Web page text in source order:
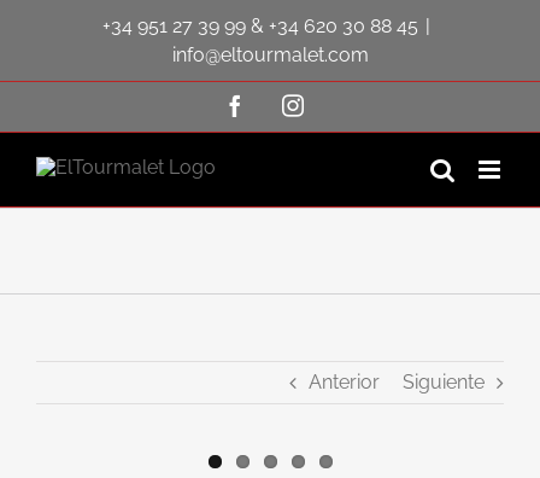
+34 951 27 39 99 & +34 620 30 88 45 |
info@eltourmalet.com
FacebookInstagram
Anterior Siguiente